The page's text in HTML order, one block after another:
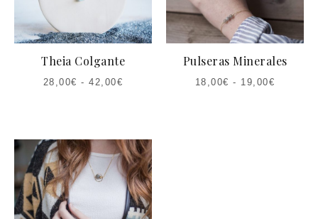
Theia Colgante
28,00€ -42,00€
Pulseras Minerales
18,00€ - 19,00€